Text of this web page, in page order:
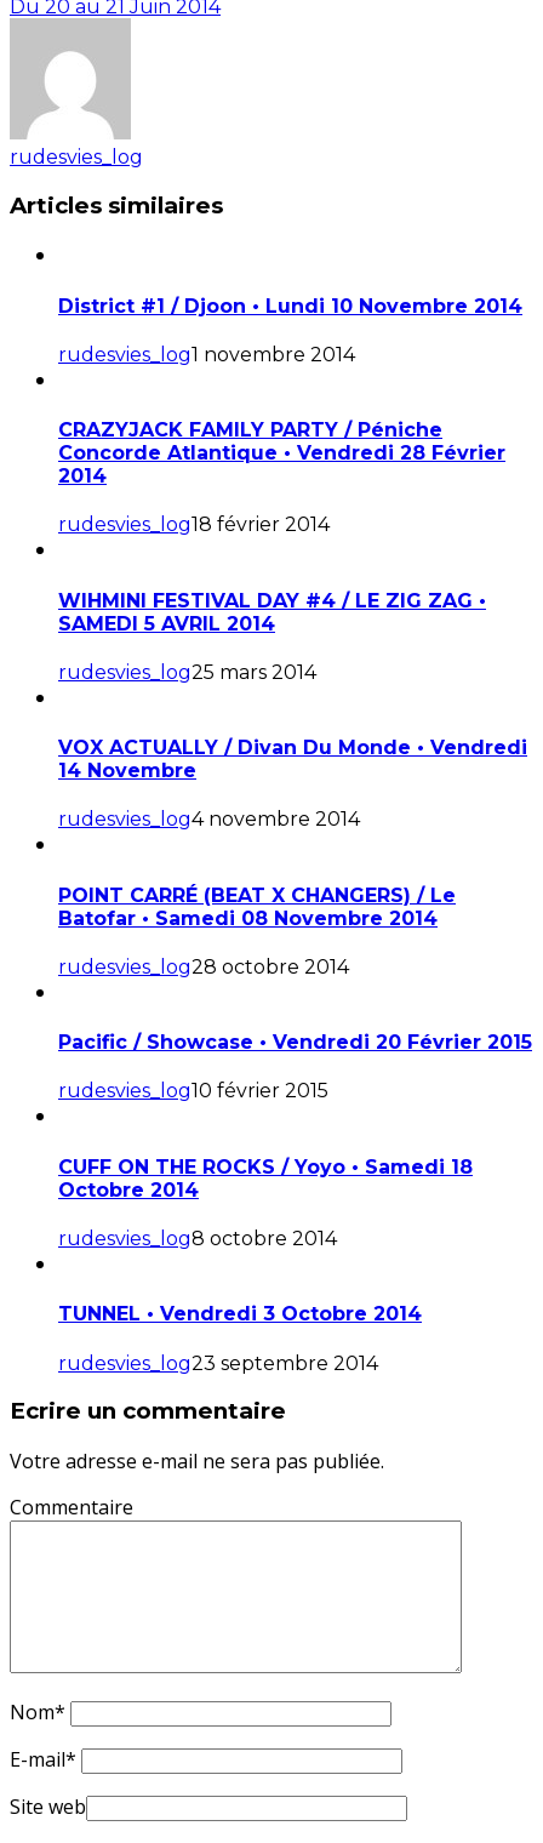
Du 20 au 21 Juin 2014
rudesvies_log
Articles similaires
District #1 / Djoon • Lundi 10 Novembre 2014
rudesvies_log1 novembre 2014
CRAZYJACK FAMILY PARTY / Péniche
Concorde Atlantique • Vendredi 28 Février
2014
rudesvies_log18 février 2014
WIHMINI FESTIVAL DAY #4 / LE ZIG ZAG •
SAMEDI 5 AVRIL 2014
rudesvies_log25 mars 2014
VOX ACTUALLY / Divan Du Monde • Vendredi
14 Novembre
rudesvies_log4 novembre 2014
POINT CARRÉ (BEAT X CHANGERS) / Le
Batofar • Samedi 08 Novembre 2014
rudesvies_log28 octobre 2014
Pacific / Showcase • Vendredi 20 Février 2015
rudesvies_log10 février 2015
CUFF ON THE ROCKS / Yoyo • Samedi 18
Octobre 2014
rudesvies_log8 octobre 2014
TUNNEL • Vendredi 3 Octobre 2014
rudesvies_log23 septembre 2014
Ecrire un commentaire
Votre adresse e-mail ne sera pas publiée.
Commentaire
Nom*
E-mail*
Site web